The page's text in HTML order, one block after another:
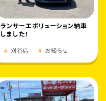
ランサーエボリューション納車
しました！
刈谷店 お知らせ